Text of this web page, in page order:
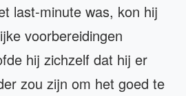
last-minute was, kon hij
voorbereidingen
hij zichzelf dat hij er
zou zijn om het goed te